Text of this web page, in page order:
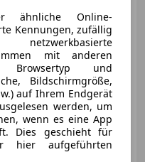
999 1
88 kW (120 PS)
ähnliche Online-
Kennungen, zufällig
netzwerkbasierte
mit anderen
und
Bildschirmgröße,
auf Ihrem Endgerät
werden, um
wenn es eine App
Dies geschieht für
hier aufgeführten